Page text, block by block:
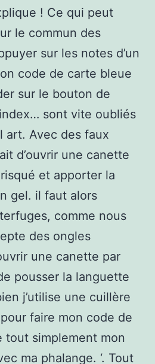
! Ce qui peut
le commun des
sur les notes d’un
code de carte bleue
sur le bouton de
sont vite oubliés
art. Avec des faux
d’ouvrir une canette
et apporter la
gel. il faut alors
comme nous
des ongles
une canette par
pousser la languette
j’utilise une cuillère
faire mon code de
tout simplement mon
ma phalange. ‘. Tout